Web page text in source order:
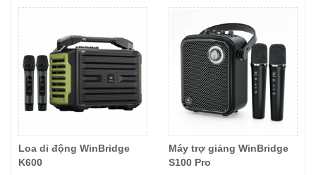
Loa di động WinBridge
K600
Máy trợ giảng WinBridge
S100 Pro